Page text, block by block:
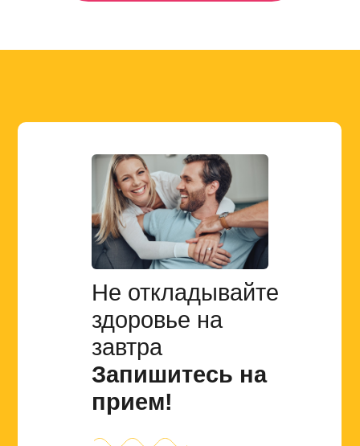
Не откладывайте
здоровье на
завтра
Запишитесь на
прием!